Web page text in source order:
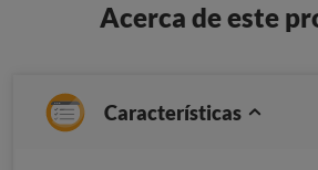
Acerca de este
Características